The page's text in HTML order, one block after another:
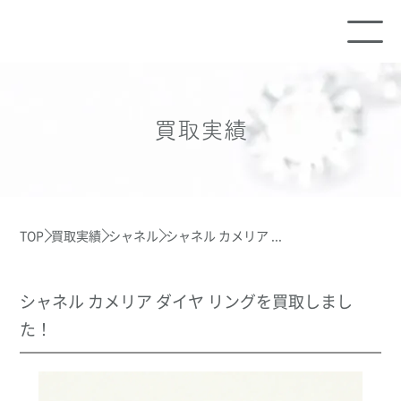
買取実績
TOP 買取実績 シャネル シャネル カメリア ...
シャネル カメリア ダイヤ リングを買取しまし
た！